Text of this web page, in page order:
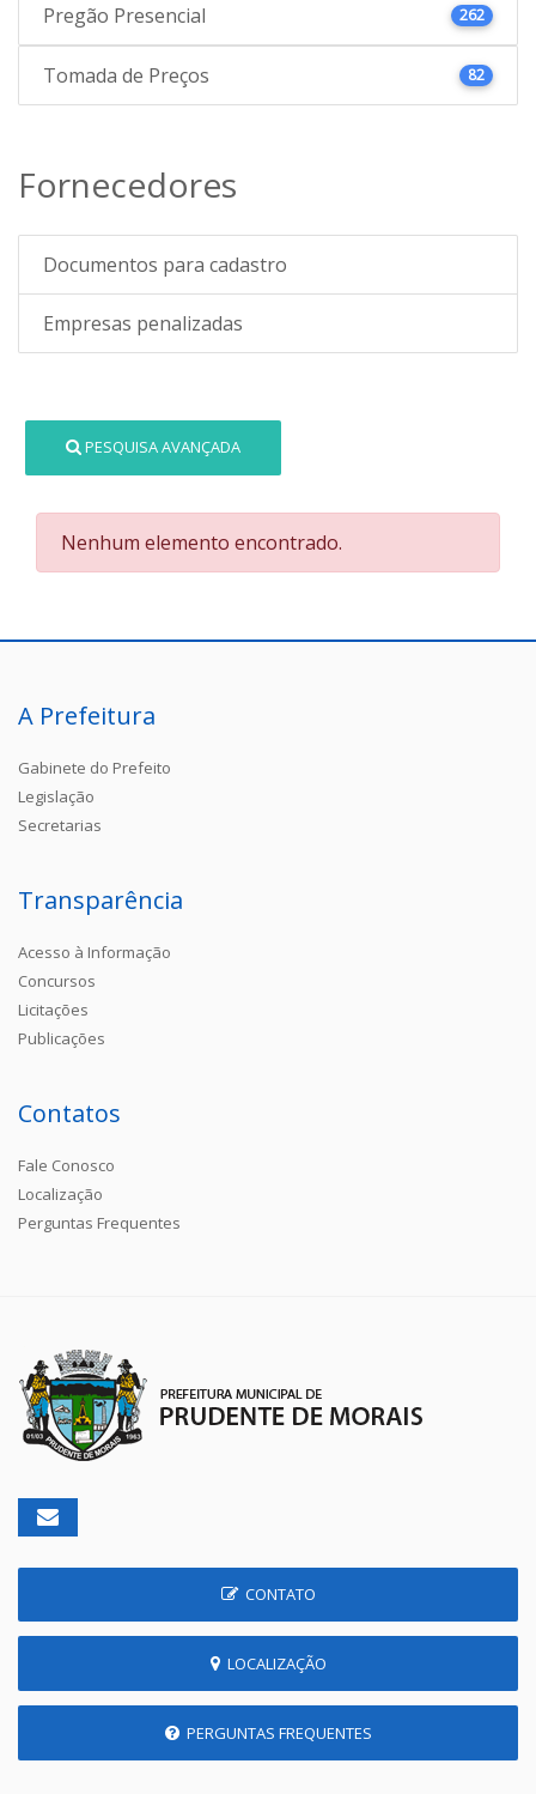
Pregão Presencial 262
Tomada de Preços 82
Fornecedores
Documentos para cadastro
Empresas penalizadas
PESQUISA AVANÇADA
Nenhum elemento encontrado.
A Prefeitura
Gabinete do Prefeito
Legislação
Secretarias
Transparência
Acesso à Informação
Concursos
Licitações
Publicações
Contatos
Fale Conosco
Localização
Perguntas Frequentes
CONTATO
LOCALIZAÇÃO
PERGUNTAS FREQUENTES